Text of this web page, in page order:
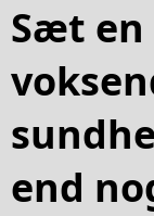
Sæt en
end